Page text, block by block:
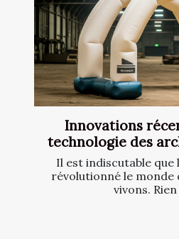
Innovations
technologie des
Il est indiscutable que
révolutionné le monde
vivons. Rien